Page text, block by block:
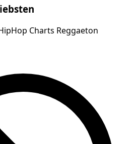
Charts Reggaeton